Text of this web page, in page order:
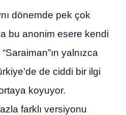
dönemde pek çok
bu anonim esere kendi
yalnızca
de ciddi bir ilgi
koyuyor.
farklı versiyonu